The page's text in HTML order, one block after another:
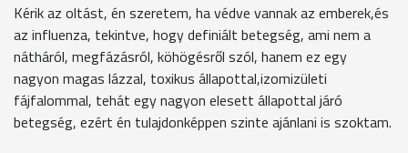
Kérik az oltást, én szeretem, ha védve vannak az emberek,és
az influenza, tekintve, hogy definiált betegség, ami nem a
nátháról, megfázásról, köhögésről szól, hanem ez egy
nagyon magas lázzal, toxikus állapottal,izomizületi
fájfalommal, tehát egy nagyon elesett állapottal járó
betegség, ezért én tulajdonképpen szinte ajánlani is szoktam.